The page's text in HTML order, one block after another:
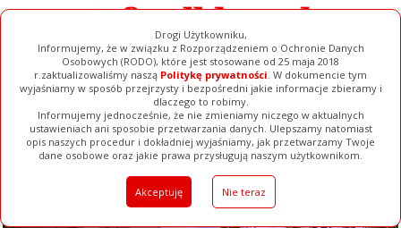
Drogi Użytkowniku,
Informujemy, że w związku z Rozporządzeniem o Ochronie Danych
Osobowych (RODO), które jest stosowane od 25 maja 2018
r.zaktualizowaliśmy naszą Politykę prywatności. W dokumencie tym
wyjaśniamy w sposób przejrzysty i bezpośredni jakie informacje zbieramy i
dlaczego to robimy.
Informujemy jednocześnie, że nie zmieniamy niczego w aktualnych
ustawieniach ani sposobie przetwarzania danych. Ulepszamy natomiast
opis naszych procedur i dokładniej wyjaśniamy, jak przetwarzamy Twoje
dane osobowe oraz jakie prawa przysługują naszym użytkownikom.
Akceptuję Nie teraz
Ogłoszenia Filmy Galerie Baza Firm Pełna Wersja